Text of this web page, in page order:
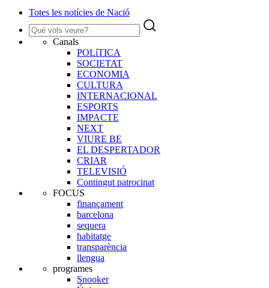
Totes les notícies de Nació
Canals
POLíTICA
SOCIETAT
ECONOMIA
CULTURA
INTERNACIONAL
ESPORTS
IMPACTE
NEXT
VIURE BE
EL DESPERTADOR
CRIAR
TELEVISIÓ
Contingut patrocinat
FOCUS
finançament
barcelona
sequera
habitatge
transparència
llengua
programes
Snooker